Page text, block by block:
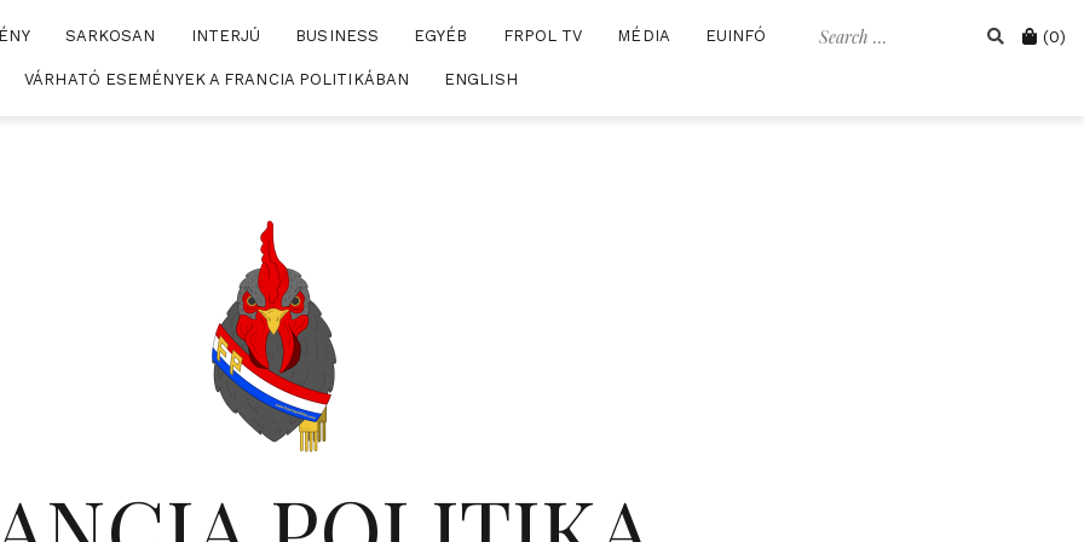
Search Cart
(0)
SARKOSAN INTERJÚ BUSINESS EGYÉB FRPOL TV MÉDIA EUINFÓ
VÁRHATÓ ESEMÉNYEK A FRANCIA POLITIKÁBAN ENGLISH